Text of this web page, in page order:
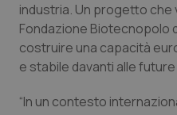
Marche
Molise
Piemonte
Donna & Salute
Epatiti
HIV
industria. Un progetto
Fondazione Biotecnopolo
costruire una capacità
e stabile davanti alle
“In un contesto